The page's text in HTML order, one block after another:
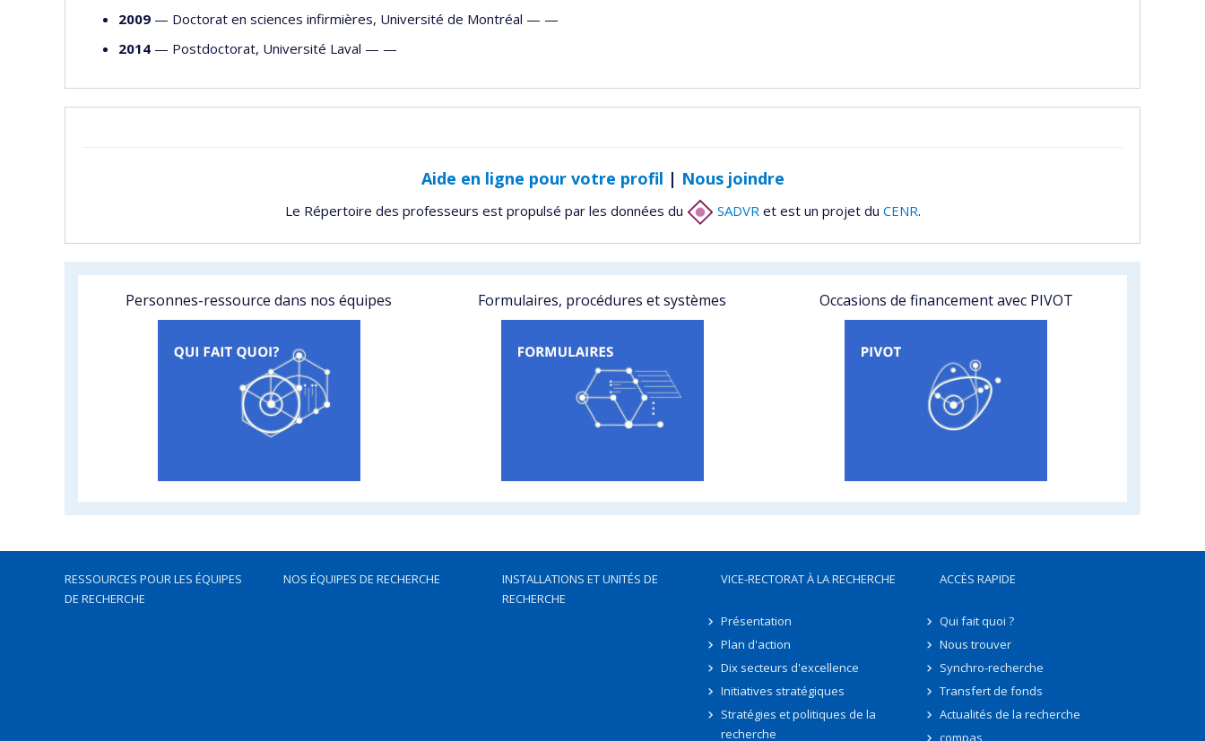
2009 — Doctorat en sciences infirmières, Université de Montréal — —
2014 — Postdoctorat, Université Laval — —
Aide en ligne pour votre profil | Nous joindre
Le Répertoire des professeurs est propulsé par les données du SADVR et est un projet du CENR.
Personnes-ressource dans nos équipes Formulaires, procédures et systèmes Occasions de financement avec PIVOT
RESSOURCES POUR LES ÉQUIPES
DE RECHERCHE
NOS ÉQUIPES DE RECHERCHE
INSTALLATIONS ET UNITÉS DE
RECHERCHE
VICE-RECTORAT À LA RECHERCHE
Présentation
Plan d'action
Dix secteurs d'excellence
Initiatives stratégiques
Stratégies et politiques de la
recherche
ACCÈS RAPIDE
Qui fait quoi ?
Nous trouver
Synchro-recherche
Transfert de fonds
Actualités de la recherche
compas